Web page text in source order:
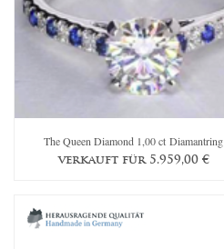
The Queen Diamond 1,00 ct Diamantring
verkauft für 5.959,00€